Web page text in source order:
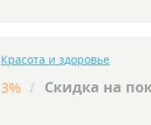
Красота и здоровье
3% / Скидка на